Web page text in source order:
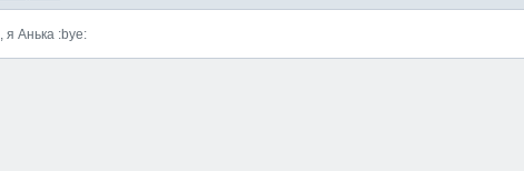
я Анька :bye: